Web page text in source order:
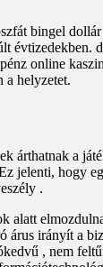
bingel
évtizedekben.
online
a helyzetet.
árthatnak a
jelenti, hogy
.
alatt
árus irányít a
, nem